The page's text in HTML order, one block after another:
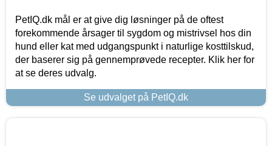
PetIQ.dk mål er at give dig løsninger på de oftest
forekommende årsager til sygdom og mistrivsel hos din
hund eller kat med udgangspunkt i naturlige kosttilskud,
der baserer sig på gennemprøvede recepter. Klik her for
at se deres udvalg.
Se udvalget på PetIQ.dk